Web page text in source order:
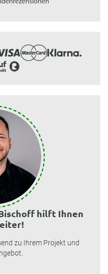
hilft Ihnen
zu Ihrem Projekt und